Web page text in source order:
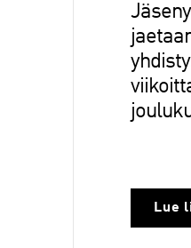
Lue